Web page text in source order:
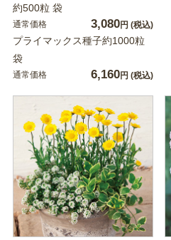
約500粒 袋
通常価格 3,080円 (税込)
プライマックス種子約1000粒
袋
通常価格 6,160円 (税込)